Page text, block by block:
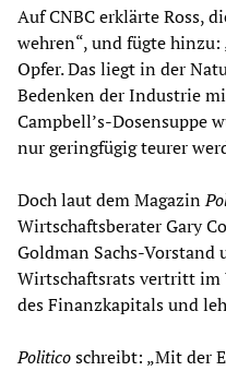
Auf CNBC erklärte Ross,
wehren“, und fügte
Opfer. Das liegt in der
Bedenken der Industrie
Campbell’s-Dosensuppe
nur geringfügig teurer
Doch laut dem Magazin
Wirtschaftsberater Gary
Goldman Sachs-
Wirtschaftsrats vertritt im
des Finanzkapitals und
Politicoschreibt: „Mit der